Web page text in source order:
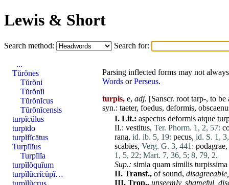
Lewis & Short
Search method: Search for:
Parsing inflected forms may not
Words orPerseus.
turpis, e, adj. [Sanscr. root tarp-, to
syn.: taeter, foedus, deformis,
I. Lit.: aspectus deformis atque
II.: vestitus, Ter. Phorm. 1, 2, 57:
rana, id. ib. 5, 19: pecus, id. S. 1,
scabies, Verg. G. 3, 441: podagrae,
1, 5, 22; Mart. 7, 36, 5; 8, 79, 2.
Sup.: simia quam similis turpissima
II. Transf., of sound, disagreeable,
III. Trop., unseemly, shameful,
...
Tŭrŏnes
Tŭrŏni
Tŭrŏnĭi
Tŭrŏnĭcus
Tŭrŏnĭcensis
turpĭcŭlus
turpīdo
turpĭfĭcātus
Turpĭlĭus
Turpĭlĭa
turpĭlŏquĭum
turpĭlŭcrī̆cŭpĭ…
turpĭlŭcrus